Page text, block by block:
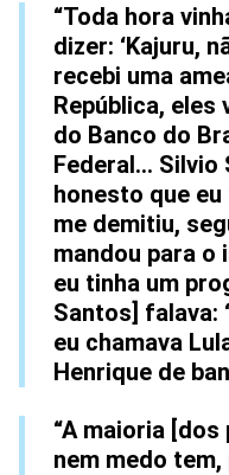
“Toda hora
dizer: ‘Kajuru,
recebi uma
República,
do Banco do
Federal...
honesto que
me demitiu,
mandou para o
eu tinha um
Santos] falava:
eu chamava
Henrique de
“A maioria
nem medo